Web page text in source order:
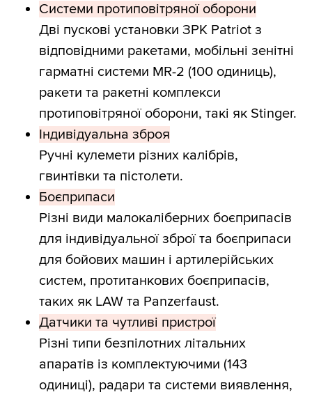
Системи протиповітряної оборони
Дві пускові установки ЗРК Patriot з
відповідними ракетами, мобільні зенітні
гарматні системи MR-2 (100 одиниць),
ракети та ракетні комплекси
протиповітряної оборони, такі як Stinger.
Індивідуальна зброя
Ручні кулемети різних калібрів,
гвинтівки та пістолети.
Боєприпаси
Різні види малокаліберних боєприпасів
для індивідуальної зброї та боєприпаси
для бойових машин і артилерійських
систем, протитанкових боєприпасів,
таких як LAW та Panzerfaust.
Датчики та чутливі пристрої
Різні типи безпілотних літальних
апаратів із комплектуючими (143
одиниці), радари та системи виявлення,